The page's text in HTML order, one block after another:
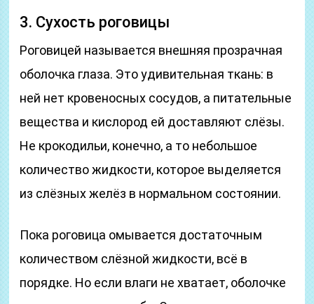
3. Сухость роговицы
Роговицей называется внешняя прозрачная
оболочка глаза. Это удивительная ткань: в
ней нет кровеносных сосудов, а питательные
вещества и кислород ей доставляют слёзы.
Не крокодильи, конечно, а то небольшое
количество жидкости, которое выделяется
из слёзных желёз в нормальном состоянии.
Пока роговица омывается достаточным
количеством слёзной жидкости, всё в
порядке. Но если влаги не хватает, оболочке